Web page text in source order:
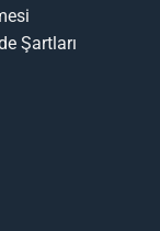
Şartları